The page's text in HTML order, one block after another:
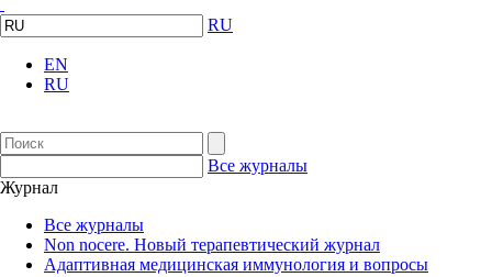
RU
EN
RU
Все журналы
Журнал
Все журналы
Non nocere. Новый терапевтический журнал
Адаптивная медицинская иммунология и вопросы